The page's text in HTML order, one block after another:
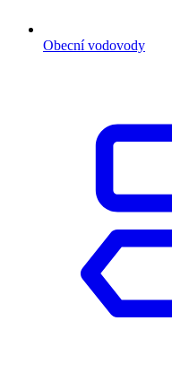
Obecní vodovody